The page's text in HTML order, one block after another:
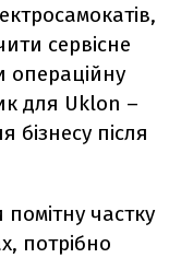
сервісне
операційну
для Uklon –
після
частку
потрібно